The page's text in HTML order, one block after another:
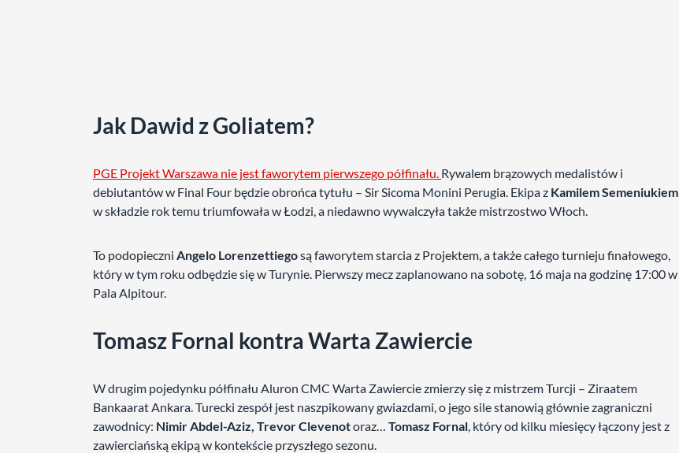
Jak Dawid z Goliatem?
PGE Projekt Warszawa nie jest faworytem pierwszego półfinału. Rywalem brązowych medalistów i
debiutantów w Final Four będzie obrońca tytułu – Sir Sicoma Monini Perugia. Ekipa z Kamilem Semeniukiem
w składzie rok temu triumfowała w Łodzi, a niedawno wywalczyła także mistrzostwo Włoch.
To podopieczni Angelo Lorenzettiegosą faworytem starcia z Projektem, a także całego turnieju finałowego,
który w tym roku odbędzie się w Turynie. Pierwszy mecz zaplanowano na sobotę, 16 maja na godzinę 17:00 w
Pala Alpitour.
Tomasz Fornal kontra Warta Zawiercie
W drugim pojedynku półfinału Aluron CMC Warta Zawiercie zmierzy się z mistrzem Turcji – Ziraatem
Bankaarat Ankara. Turecki zespół jest naszpikowany gwiazdami, o jego sile stanowią głównie zagraniczni
zawodnicy: Nimir Abdel-Aziz, Trevor Clevenotoraz… Tomasz Fornal, który od kilku miesięcy łączony jest z
zawierciańską ekipą w kontekście przyszłego sezonu.